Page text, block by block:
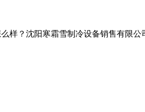
样？沈阳寒霜雪制冷设备销售有限